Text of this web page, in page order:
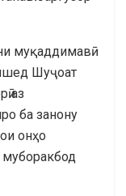
муқаддимавӣ
Шуҷоат
аз
ба занону
онҳо
муборакбод